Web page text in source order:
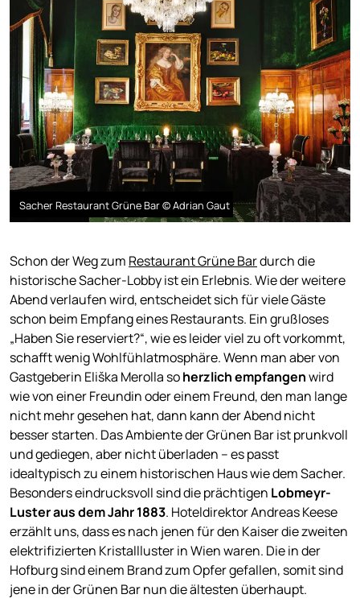
Sacher Restaurant Grüne Bar © Adrian Gaut
Schon der Weg zum Restaurant Grüne Bardurch die
historische Sacher-Lobby ist ein Erlebnis. Wie der weitere
Abend verlaufen wird, entscheidet sich für viele Gäste
schon beim Empfang eines Restaurants. Ein grußloses
„Haben Sie reserviert?“, wie es leider viel zu oft vorkommt,
schafft wenig Wohlfühlatmosphäre. Wenn man aber von
Gastgeberin Eliška Merolla soherzlich empfangenwird
wie von einer Freundin oder einem Freund, den man lange
nicht mehr gesehen hat, dann kann der Abend nicht
besser starten. Das Ambiente der Grünen Bar ist prunkvoll
und gediegen, aber nicht überladen – es passt
idealtypisch zu einem historischen Haus wie dem Sacher.
Besonders eindrucksvoll sind die prächtigen Lobmeyr-
Luster aus dem Jahr 1883. Hoteldirektor Andreas Keese
erzählt uns, dass es nach jenen für den Kaiser die zweiten
elektrifizierten Kristallluster in Wien waren. Die in der
Hofburg sind einem Brand zum Opfer gefallen, somit sind
jene in der Grünen Bar nun die ältesten überhaupt.